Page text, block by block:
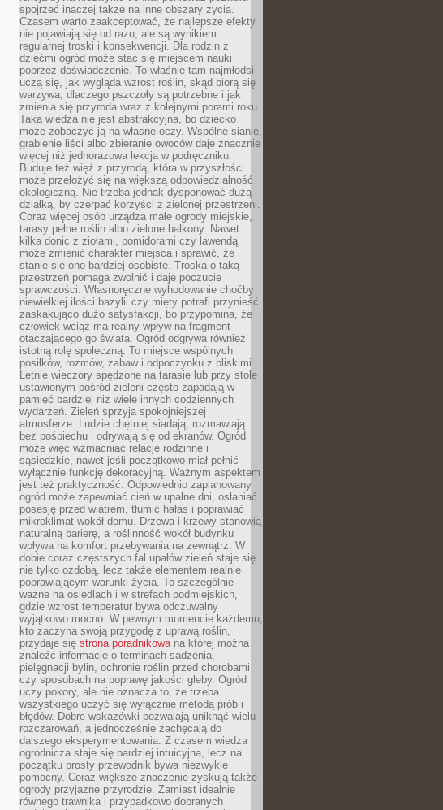
spojrzeć inaczej także na inne obszary życia.
Czasem warto zaakceptować, że najlepsze efekty
nie pojawiają się od razu, ale są wynikiem
regularnej troski i konsekwencji. Dla rodzin z
dziećmi ogród może stać się miejscem nauki
poprzez doświadczenie. To właśnie tam najmłodsi
uczą się, jak wygląda wzrost roślin, skąd biorą się
warzywa, dlaczego pszczoły są potrzebne i jak
zmienia się przyroda wraz z kolejnymi porami roku.
Taka wiedza nie jest abstrakcyjna, bo dziecko
może zobaczyć ją na własne oczy. Wspólne sianie,
grabienie liści albo zbieranie owoców daje znacznie
więcej niż jednorazowa lekcja w podręczniku.
Buduje też więź z przyrodą, która w przyszłości
może przełożyć się na większą odpowiedzialność
ekologiczną. Nie trzeba jednak dysponować dużą
działką, by czerpać korzyści z zielonej przestrzeni.
Coraz więcej osób urządza małe ogrody miejskie,
tarasy pełne roślin albo zielone balkony. Nawet
kilka donic z ziołami, pomidorami czy lawendą
może zmienić charakter miejsca i sprawić, że
stanie się ono bardziej osobiste. Troska o taką
przestrzeń pomaga zwolnić i daje poczucie
sprawczości. Własnoręczne wyhodowanie choćby
niewielkiej ilości bazylii czy mięty potrafi przynieść
zaskakująco dużo satysfakcji, bo przypomina, że
człowiek wciąż ma realny wpływ na fragment
otaczającego go świata. Ogród odgrywa również
istotną rolę społeczną. To miejsce wspólnych
posiłków, rozmów, zabaw i odpoczynku z bliskimi.
Letnie wieczory spędzone na tarasie lub przy stole
ustawionym pośród zieleni często zapadają w
pamięć bardziej niż wiele innych codziennych
wydarzeń. Zieleń sprzyja spokojniejszej
atmosferze. Ludzie chętniej siadają, rozmawiają
bez pośpiechu i odrywają się od ekranów. Ogród
może więc wzmacniać relacje rodzinne i
sąsiedzkie, nawet jeśli początkowo miał pełnić
wyłącznie funkcję dekoracyjną. Ważnym aspektem
jest też praktyczność. Odpowiednio zaplanowany
ogród może zapewniać cień w upalne dni, osłaniać
posesję przed wiatrem, tłumić hałas i poprawiać
mikroklimat wokół domu. Drzewa i krzewy stanowią
naturalną barierę, a roślinność wokół budynku
wpływa na komfort przebywania na zewnątrz. W
dobie coraz częstszych fal upałów zieleń staje się
nie tylko ozdobą, lecz także elementem realnie
poprawiającym warunki życia. To szczególnie
ważne na osiedlach i w strefach podmiejskich,
gdzie wzrost temperatur bywa odczuwalny
wyjątkowo mocno. W pewnym momencie każdemu,
kto zaczyna swoją przygodę z uprawą roślin,
przydaje się strona poradnikowana której można
znaleźć informacje o terminach sadzenia,
pielęgnacji bylin, ochronie roślin przed chorobami
czy sposobach na poprawę jakości gleby. Ogród
uczy pokory, ale nie oznacza to, że trzeba
wszystkiego uczyć się wyłącznie metodą prób i
błędów. Dobre wskazówki pozwalają uniknąć wielu
rozczarowań, a jednocześnie zachęcają do
dalszego eksperymentowania. Z czasem wiedza
ogrodnicza staje się bardziej intuicyjna, lecz na
początku prosty przewodnik bywa niezwykle
pomocny. Coraz większe znaczenie zyskują także
ogrody przyjazne przyrodzie. Zamiast idealnie
równego trawnika i przypadkowo dobranych